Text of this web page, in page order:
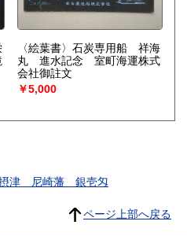
〈絵葉書〉石炭専用船 祥海
丸 進水記念 室町海運株式
会社御註文
￥5,000
摂津 尼崎藩 銀壱匁
ページ上部へ戻る